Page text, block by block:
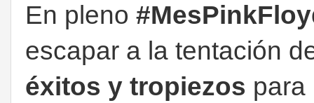
En pleno
escapar a la tentación
éxitos y tropiezos para